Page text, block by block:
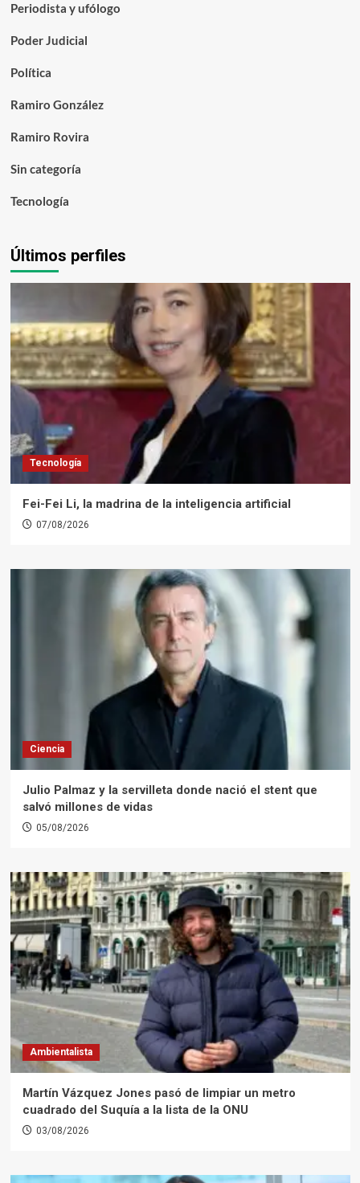
Periodista y ufólogo
Poder Judicial
Política
Ramiro González
Ramiro Rovira
Sin categoría
Tecnología
Últimos perfiles
Tecnología
Fei-Fei Li, la madrina de la inteligencia artificial
07/08/2026
Ciencia
Julio Palmaz y la servilleta donde nació el stent que
salvó millones de vidas
05/08/2026
Ambientalista
Martín Vázquez Jones pasó de limpiar un metro
cuadrado del Suquía a la lista de la ONU
03/08/2026